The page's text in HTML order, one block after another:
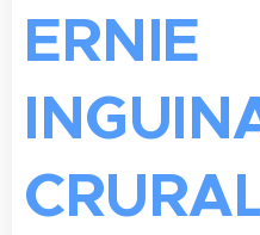
ERNIE